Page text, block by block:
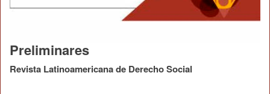
Preliminares
Revista Latinoamericana de Derecho Social